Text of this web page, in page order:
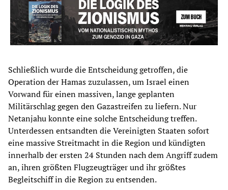
Schließlich wurde die Entscheidung getroffen, die
Operation der Hamas zuzulassen, um Israel einen
Vorwand für einen massiven, lange geplanten
Militärschlag gegen den Gazastreifen zu liefern. Nur
Netanjahu konnte eine solche Entscheidung treffen.
Unterdessen entsandten die Vereinigten Staaten sofort
eine massive Streitmacht in die Region und kündigten
innerhalb der ersten 24 Stunden nach dem Angriff zudem
an, ihren größten Flugzeugträger und ihr größtes
Begleitschiff in die Region zu entsenden.